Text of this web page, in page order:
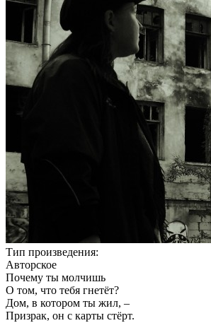
Тип произведения:
Авторское
Почему ты молчишь
О том, что тебя гнетёт?
Дом, в котором ты жил, –
Призрак, он с карты стёрт.